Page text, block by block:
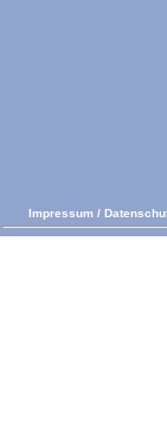
Impressum /